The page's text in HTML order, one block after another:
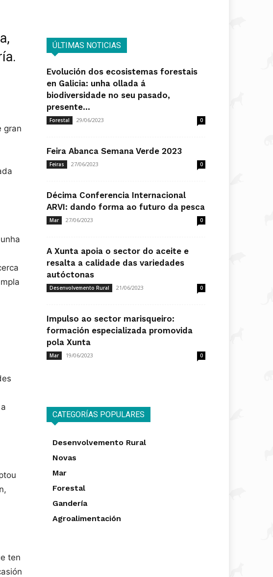
gran
ten
ÚLTIMAS NOTICIAS
Evolución dos ecosistemas forestais
en Galicia: unha ollada á
biodiversidade no seu pasado,
presente...
Forestal 29/06/2023 0
Feira Abanca Semana Verde 2023
Feiras 27/06/2023 0
Décima Conferencia Internacional
ARVI: dando forma ao futuro da pesca
Mar 27/06/2023 0
A Xunta apoia o sector do aceite e
resalta a calidade das variedades
autóctonas
Desenvolvemento Rural 21/06/2023 0
Impulso ao sector marisqueiro:
formación especializada promovida
pola Xunta
Mar 19/06/2023 0
CATEGORÍAS POPULARES
Desenvolvemento Rural
Novas
Mar
Forestal
Gandería
Agroalimentación